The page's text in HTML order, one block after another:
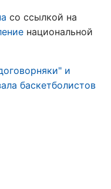
со ссылкой на
национальной
и
баскетболистов